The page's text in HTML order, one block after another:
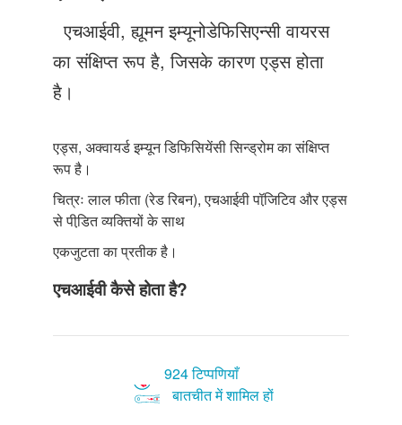
संपर्क करें
एचआईवी, ह्यूमन इम्यूनोडेफिसिएन्सी वायरस
का संक्षिप्त रूप है, जिसके कारण एड्स होता
है।
एड्स, अक्वायर्ड इम्यून डिफिसियेंसी सिन्ड्रोम का संक्षिप्त
रूप है।
चित्रः लाल फीता (रेड रिबन), एचआईवी पॉजि़टिव और एड्स
से पीडि़त व्यक्तियों के साथ
एकजुटता का प्रतीक है।
एचआईवी कैसे होता है?
924 टिप्पणियाँ
बातचीत में शामिल हों